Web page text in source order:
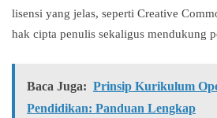
lisensi yang jelas, seperti Creative
hak cipta penulis sekaligus mendukung
Baca Juga: Prinsip Kurikulum
Pendidikan: Panduan Lengkap